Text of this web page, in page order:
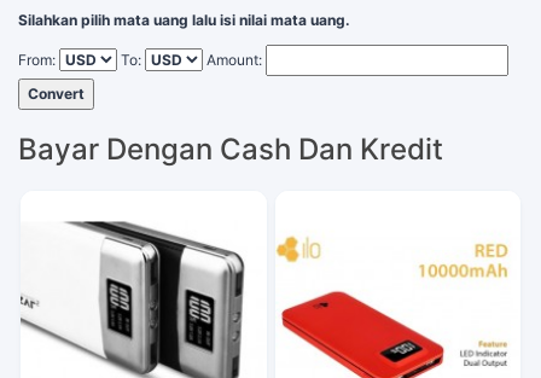
Silahkan pilih mata uang lalu isi nilai mata uang.
From: To:
Amount:
Convert
Bayar Dengan Cash Dan Kredit